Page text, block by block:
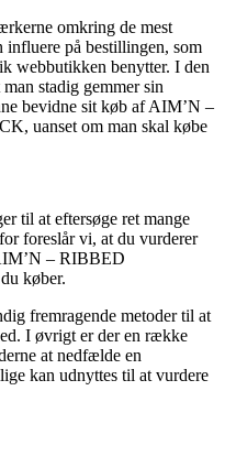
omkring de mest
på bestillingen, som
webbutikken benytter. I den
stadig gemmer sin
bevidne sit køb af AIM’N –
uanset om man skal købe
til at eftersøge ret mange
foreslår vi, at du vurderer
– RIBBED
køber.
fremragende metoder til at
I øvrigt er der en række
at nedfælde en
kan udnyttes til at vurdere